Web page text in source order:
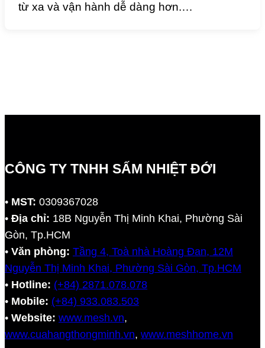
từ xa và vận hành dễ dàng hơn.…
CÔNG TY TNHH SẤM NHIỆT ĐỚI
• MST: 0309367028
• Địa chỉ: 18B Nguyễn Thị Minh Khai, Phường Sài
Gòn, Tp.HCM
• Văn phòng: Tầng 4, Toà nhà Hoàng Đan, 12M
Nguyễn Thị Minh Khai, Phường Sài Gòn, Tp.HCM
• Hotline: (+84) 2871.078.078
• Mobile: (+84) 933.083.503
• Website: www.mesh.vn,
www.cuahangthongminh.vn, www.meshhome.vn